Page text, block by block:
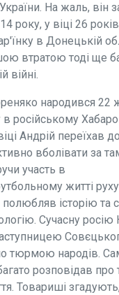
На жаль, він
року, у віці 26
в Донецькій
втратою тоді ще
війні.
народився 22
в російському
Андрій переїхав
вболівати за
участь в
житті
полюбляв історію та
Сучасну росію
тюрмою народів.
розповідав про
Товариші